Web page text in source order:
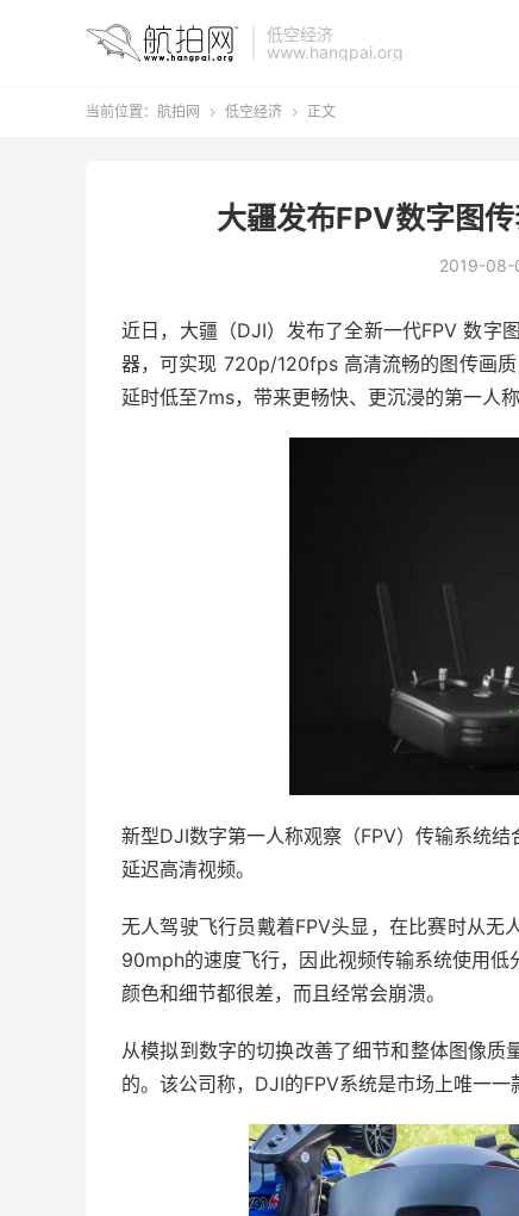
低空经济
www.hangpai.org
当前位置： 航拍网  低空经济  正文
大疆发布FPV数字图
2019-08-
近日，大疆（DJI）发布了全新一代FPV 数字
器，可实现 720p/120fps 高清流畅的图传画
延时低至7ms，带来更畅快、更沉浸的第一人称
新型DJI数字第一人称观察（FPV）传输系统
延迟高清视频。
无人驾驶飞行员戴着FPV头显，在比赛时从无
90mph的速度飞行，因此视频传输系统使用低
颜色和细节都很差，而且经常会崩溃。
从模拟到数字的切换改善了细节和整体图像
的。该公司称，DJI的FPV系统是市场上唯一